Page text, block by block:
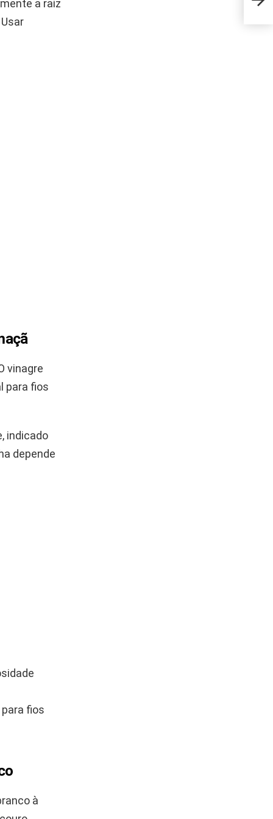
a raiz
vinagre
para fios
indicado
depende
fios
à